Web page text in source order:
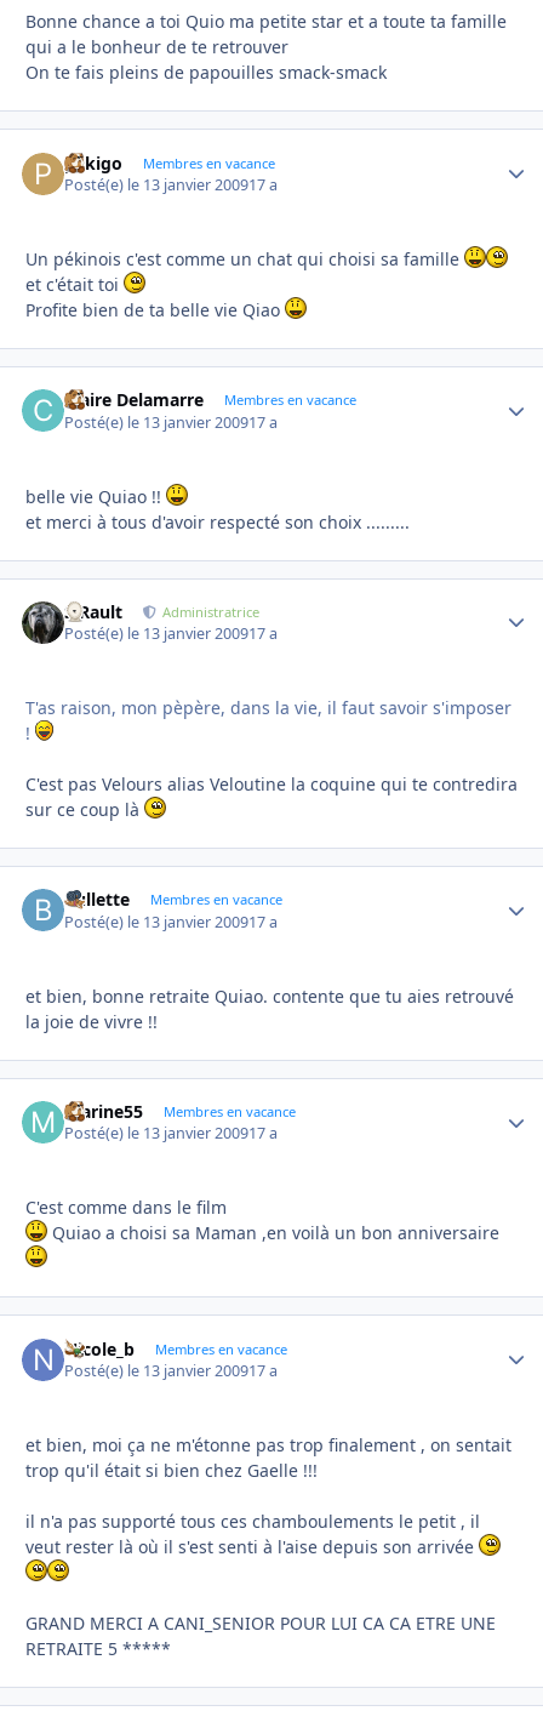
Bonne chance a toi Quio ma petite star et a toute ta famille
qui a le bonheur de te retrouver
On te fais pleins de papouilles smack-smack
pekigo Membres en vacance
Posté(e) le 13 janvier 200917 a
Un pékinois c'est comme un chat qui choisi sa famille
et c'était toi
Profite bien de ta belle vie Qiao
Claire Delamarre Membres en vacance
Posté(e) le 13 janvier 200917 a
belle vie Quiao !!
et merci à tous d'avoir respecté son choix .........
S.Rault Administratrice
Posté(e) le 13 janvier 200917 a
T'as raison, mon pèpère, dans la vie, il faut savoir s'imposer
!
C'est pas Velours alias Veloutine la coquine qui te contredira
sur ce coup là
bullette Membres en vacance
Posté(e) le 13 janvier 200917 a
et bien, bonne retraite Quiao. contente que tu aies retrouvé
la joie de vivre !!
marine55 Membres en vacance
Posté(e) le 13 janvier 200917 a
C'est comme dans le film
Quiao a choisi sa Maman ,en voilà un bon anniversaire
Nicole_b Membres en vacance
Posté(e) le 13 janvier 200917 a
et bien, moi ça ne m'étonne pas trop finalement , on sentait
trop qu'il était si bien chez Gaelle !!!
il n'a pas supporté tous ces chamboulements le petit , il
veut rester là où il s'est senti à l'aise depuis son arrivée
GRAND MERCI A CANI_SENIOR POUR LUI CA CA ETRE UNE
RETRAITE 5 *****